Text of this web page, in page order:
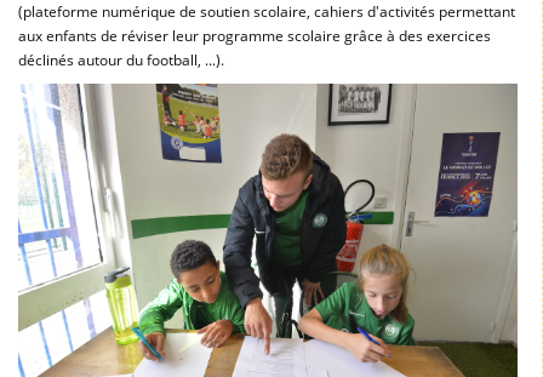
(plateforme numérique de soutien scolaire, cahiers d'activités permettant
aux enfants de réviser leur programme scolaire grâce à des exercices
déclinés autour du football, ...).